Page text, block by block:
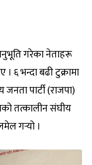
गरेका नेताहरू
६ भन्दा बढी टुक्रामा
पार्टी (राजपा)
तत्कालीन संघीय
गर्‍यो ।